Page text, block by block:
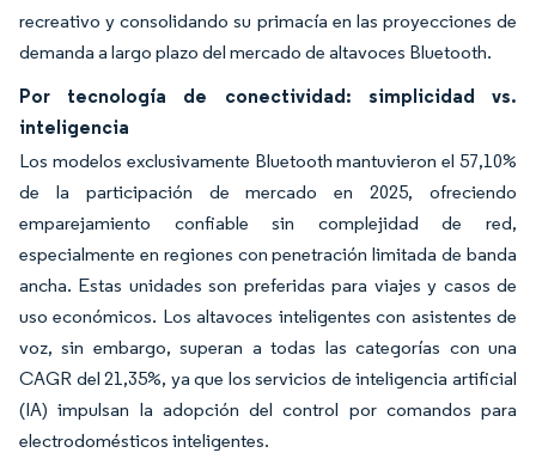
recreativo y consolidando su primacía en las proyecciones de
demanda a largo plazo del mercado de altavoces Bluetooth.
Por tecnología de conectividad: simplicidad vs.
inteligencia
Los modelos exclusivamente Bluetooth mantuvieron el 57,10%
de la participación de mercado en 2025, ofreciendo
emparejamiento confiable sin complejidad de red,
especialmente en regiones con penetración limitada de banda
ancha. Estas unidades son preferidas para viajes y casos de
uso económicos. Los altavoces inteligentes con asistentes de
voz, sin embargo, superan a todas las categorías con una
CAGR del 21,35%, ya que los servicios de inteligencia artificial
(IA) impulsan la adopción del control por comandos para
electrodomésticos inteligentes.